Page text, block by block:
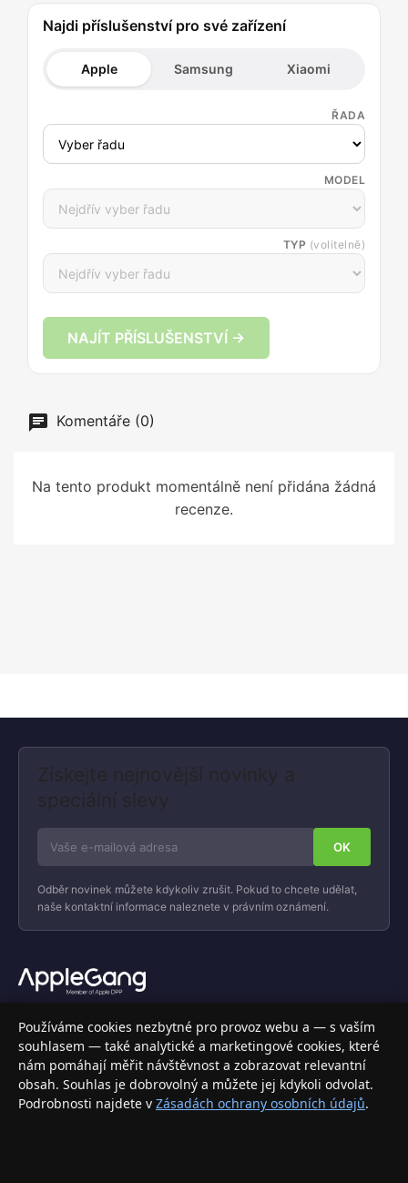
Najdi příslušenství pro své zařízení
Apple Samsung Xiaomi
ŘADA
MODEL
TYP (volitelně)
NAJÍT PŘÍSLUŠENSTVÍ →
Komentáře (0)
Na tento produkt momentálně není přidána žádná
recenze.
Získejte nejnovější novinky a
speciální slevy
Odběr novinek můžete kdykoliv zrušit. Pokud to chcete udělat,
naše kontaktní informace naleznete v právním oznámení.
Váš specializovaný obchod s Apple produkty, příslušenstvím a
elektronikou. Nakupujte bezpečně a s jistotou.
INFORMACE
Doprava a doručení
Používáme cookies nezbytné pro provoz webu a — s vaším
souhlasem — také analytické a marketingové cookies, které
nám pomáhají měřit návštěvnost a zobrazovat relevantní
obsah. Souhlas je dobrovolný a můžete jej kdykoli odvolat.
Podrobnosti najdete v Zásadách ochrany osobních údajů.